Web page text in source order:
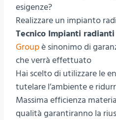
esigenze?
Realizzare un impianto
Tecnico Impianti
Groupè sinonimo di
che verrà effettuato
Hai scelto di utilizzare le
tutelare l’ambiente e
Massima efficienza
qualità garantiranno la